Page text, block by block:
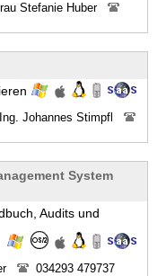
Stefanie Huber
Johannes Stimpfl
System
Audits und
034293 479737